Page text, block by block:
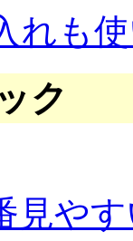
れも
ク
見や